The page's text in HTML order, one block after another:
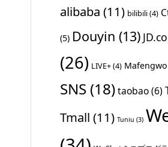
alibaba (11) bilibili(4)
(5) Douyin (13)
(26) LIVE+(4) Mafengwo
SNS (18)taobao(6)
Tmall (11) Tuniu (3)